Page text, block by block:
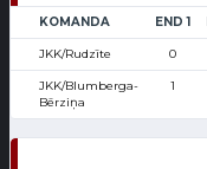
KOMANDA END 1
JKK/Rudzīte 0
JKK/Blumberga-
Bērziņa
1